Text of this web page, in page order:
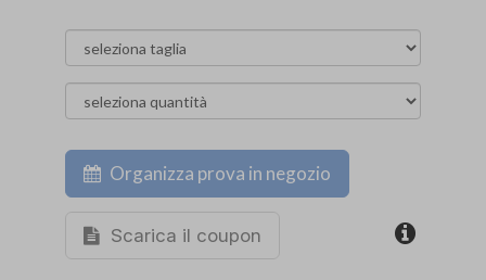
Organizza prova in negozio
Scarica il coupon